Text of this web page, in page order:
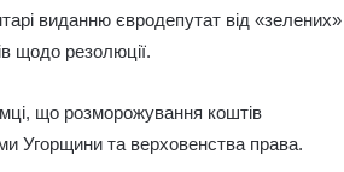
виданню євродепутат від «зелених»
щодо резолюції.
що розморожування коштів
Угорщини та верховенства права.
Чому демократія у різних країнах так
функціональність держави